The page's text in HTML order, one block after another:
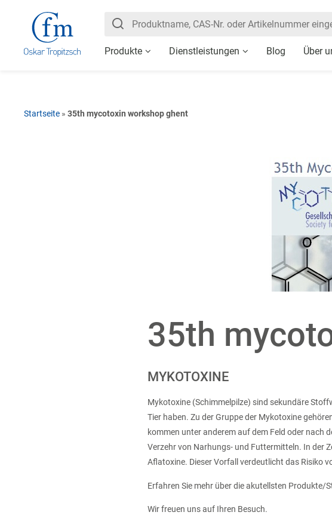
Produkte Dienstleistungen Blog Über
Startseite » 35th mycotoxin workshop ghent
35th
MYKOTOXINE
Mykotoxine (Schimmelpilze) sind sekundäre
Tier haben. Zu der Gruppe der Mykotoxine
kommen unter anderem auf dem Feld oder nach
Verzehr von Narhungs- und Futtermitteln. In der
Aflatoxine. Dieser Vorfall verdeutlicht das Risiko
Erfahren Sie mehr über die akutellsten Produkte/
Wir freuen uns auf Ihren Besuch.